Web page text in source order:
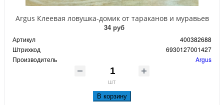
Argus Клеевая ловушка-домик от тараканов и муравьев
34 руб
Артикул
400382688
Штрихкод
6930127001427
Производитель
Argus
шт
В корзину